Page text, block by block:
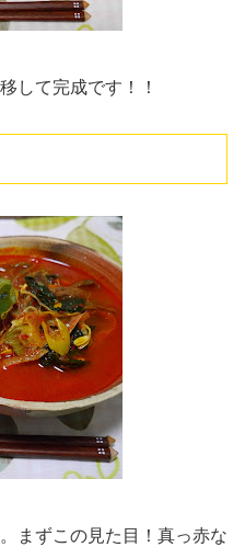
して完成です！！
まずこの見た目！真っ赤な